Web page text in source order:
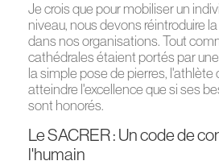
Je crois que pour mobiliser un
niveau, nous devons réintroduire
dans nos organisations. Tout
cathédrales étaient portés par
la simple pose de pierres, l'athlète
atteindre l'excellence que si ses
sont honorés.
Le SACRER : Un code de
l'humain